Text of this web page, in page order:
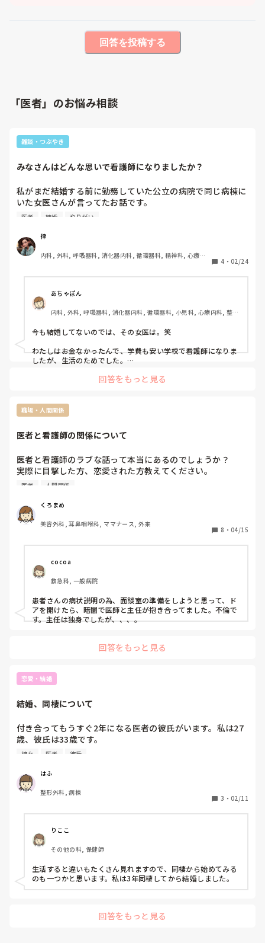
回答を投稿する
「医者」のお悩み相談
雑談・つぶやき
みなさんはどんな思いで看護師になりましたか？
私がまだ結婚する前に勤務していた公立の病院で同じ病棟に
いた女医さんが言ってたお話です。
じゃないの〜。」って笑いながら冗談か？本気か？
当時、私は主人(医師)と付き合って居ました。
主人と出会いは友人看護師の結婚式。新郎の友人として出席
していたのが主人でした。
出会った時、主人は医学生で友人としてご飯に行ったり遊び
に行ったりしていました。
医師国家試験に合格して主人から「付き合って欲しい」と言
ってもらいお付き合いする事に。しかしそこから県外の病院
で研修医…遠距離恋愛中でした。
解だよ〜。」って。
私は「偶然出会って、付き合ってるのが医師であって。
は有りません！」と軽く口論😅
私は子供の頃からの夢。当時は白衣(スカートタイプのユニ
フォーム)にナースキャップ(看護師の象徴っぽいイメージで)
憧れて🩷
ンツタイプに🤣
しかし、看護師って仕事が大好きで、段々と面白さを感じ始
めて、誇りが持てるようになってきていた頃で。
今の私なら「勝手に言ってろ。馬鹿な女医だなぁ。可哀想な
思考だなぁ。」って右から左に流せるのに。
あの頃は私も若かったんだなぁ。って、もう30年近く前の事
をふと思い出しました。
医者 結婚 やりがい
律
内科, 外科, 呼吸器科, 消化器内科, 循環器科, 精神科, 心療内
4 ・ 02/24
あちゃぽん
内科, 外科, 呼吸器科, 消化器内科, 循環器科, 小児科, 心療内科, 整形
合診療科, 救急科, 超急性期, ICU, CCU, HCU, その他の科, ママナー
ス, 外来, 神経内科, 脳神経外科, NICU, 消化器外科, 一般病院, 慢性
期, 回復期, 終末期, オペ室, 透析, 検診・健診
今も結婚してないのでは、その女医は。笑
わたしはお金なかったんで、学費も安い学校で看護師になりま
したが、生活のためでした。
たた、生きていくための、資格が必要でした。貧乏から抜け出
色んな人がいますから笑
回答をもっと見る
職場・人間関係
医者と看護師の関係について
医者と看護師のラブな話って本当にあるのでしょうか？
実際に目撃した方、恋愛された方教えてください。
ちなみに私の勤めた病院は
医者 人間関係
くろまめ
美容外科, 耳鼻咽喉科, ママナース, 外来
8 ・ 04/15
cocoa
救急科, 一般病院
患者さんの病状説明の為、面談室の準備をしようと思って、ド
アを開けたら、暗闇で医師と主任が抱き合ってました。不倫で
す。主任は独身でしたが、、、。
回答をもっと見る
恋愛・結婚
結婚、同棲について
付き合ってもうすぐ2年になる医者の彼氏がいます。私は27
歳、彼氏は33歳です。
彼氏は大学院生で、元々車で片道2時間程度の遠距離をし
所に住むようになりました。
私も彼もいい歳ですし、そろそろ結婚したいし子供も欲しい
のでこれからのことをどう考えているのか聞いてみたとこ
私は元彼の時に同棲しようとしたのですがやっぱり色々ダメ
で、同棲はしないで結婚したいと思っていたので、その考え
を受け入れられず変な雰囲気になってしまいました。
私ははっきり結婚したいと思っていると伝えたのですが、今
まで遠距離でやっと近くにいれるようになったから一緒に住
んでから考えたいという返事でした。
彼が言っていることも分かるのですが、将来の予定(結婚
次会う時にどうしたらいいのか分からなくて、アドバイスい
彼女 医者 彼氏
はふ
整形外科, 病棟
3 ・ 02/11
りここ
その他の科, 保健師
生活すると違いもたくさん見れますので、同棲から始めてみる
のも一つかと思います。私は3年同棲してから結婚しました。
回答をもっと見る